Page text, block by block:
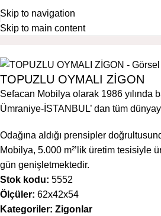
Skip to navigation
Skip to main content
Ana Sayfa Zigonlar
TOPUZLU OYMALI ZİGON
Sefacan Mobilya olarak 1986 yılında
Ümraniye-İSTANBUL’ dan tüm
Odağına aldığı prensipler
Mobilya, 5.000 m²’lik üretim tesisiyle
gün genişletmektedir.
Stok kodu: 5552
Ölçüler: 62x42x54
Kategoriler: Zigonlar